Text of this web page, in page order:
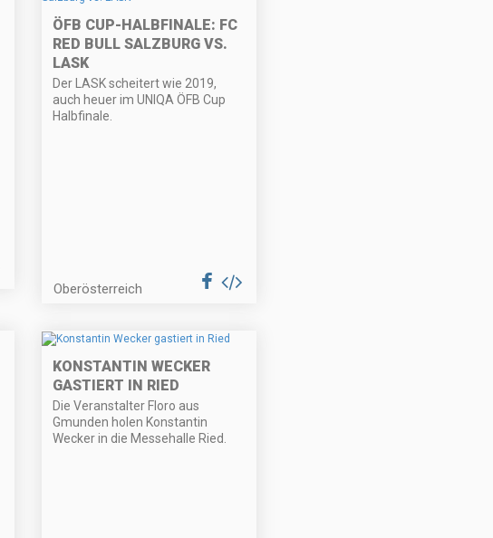
ÖFB CUP-HALBFINALE: FC
RED BULL SALZBURG VS.
LASK
Der LASK scheitert wie 2019,
auch heuer im UNIQA ÖFB Cup
Halbfinale.
Oberösterreich
KONSTANTIN WECKER
GASTIERT IN RIED
Die Veranstalter Floro aus
Gmunden holen Konstantin
Wecker in die Messehalle Ried.